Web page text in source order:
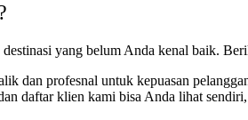
yang belum Anda kenal baik.
dan profesnal untuk kepuasan
daftar klien kami bisa Anda lihat